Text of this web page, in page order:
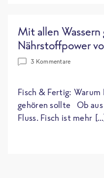
Mit allen
Nährstoffpower
3 Kommentare
Fisch & Fertig: Warum
gehören sollte Ob
Fluss. Fisch ist mehr